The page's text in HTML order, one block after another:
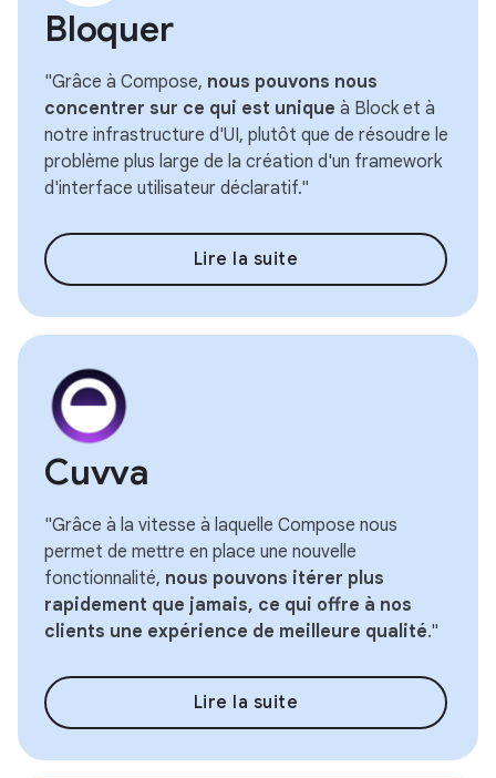
Bloquer
"Grâce à Compose, nous pouvons nous
concentrer sur ce qui est unique à Block et à
notre infrastructure d'UI, plutôt que de résoudre le
problème plus large de la création d'un framework
d'interface utilisateur déclaratif."
Lire la suite
Cuvva
"Grâce à la vitesse à laquelle Compose nous
permet de mettre en place une nouvelle
fonctionnalité, nous pouvons itérer plus
rapidement que jamais, ce qui offre à nos
clients une expérience de meilleure qualité."
Lire la suite